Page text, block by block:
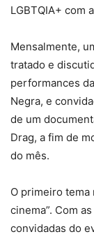
LGBTQIA+ com
Mensalmente,
tratado e
performances
Negra, e
de um
Drag, a fim de
do mês.
O primeiro tema
cinema”. Com
convidadas do